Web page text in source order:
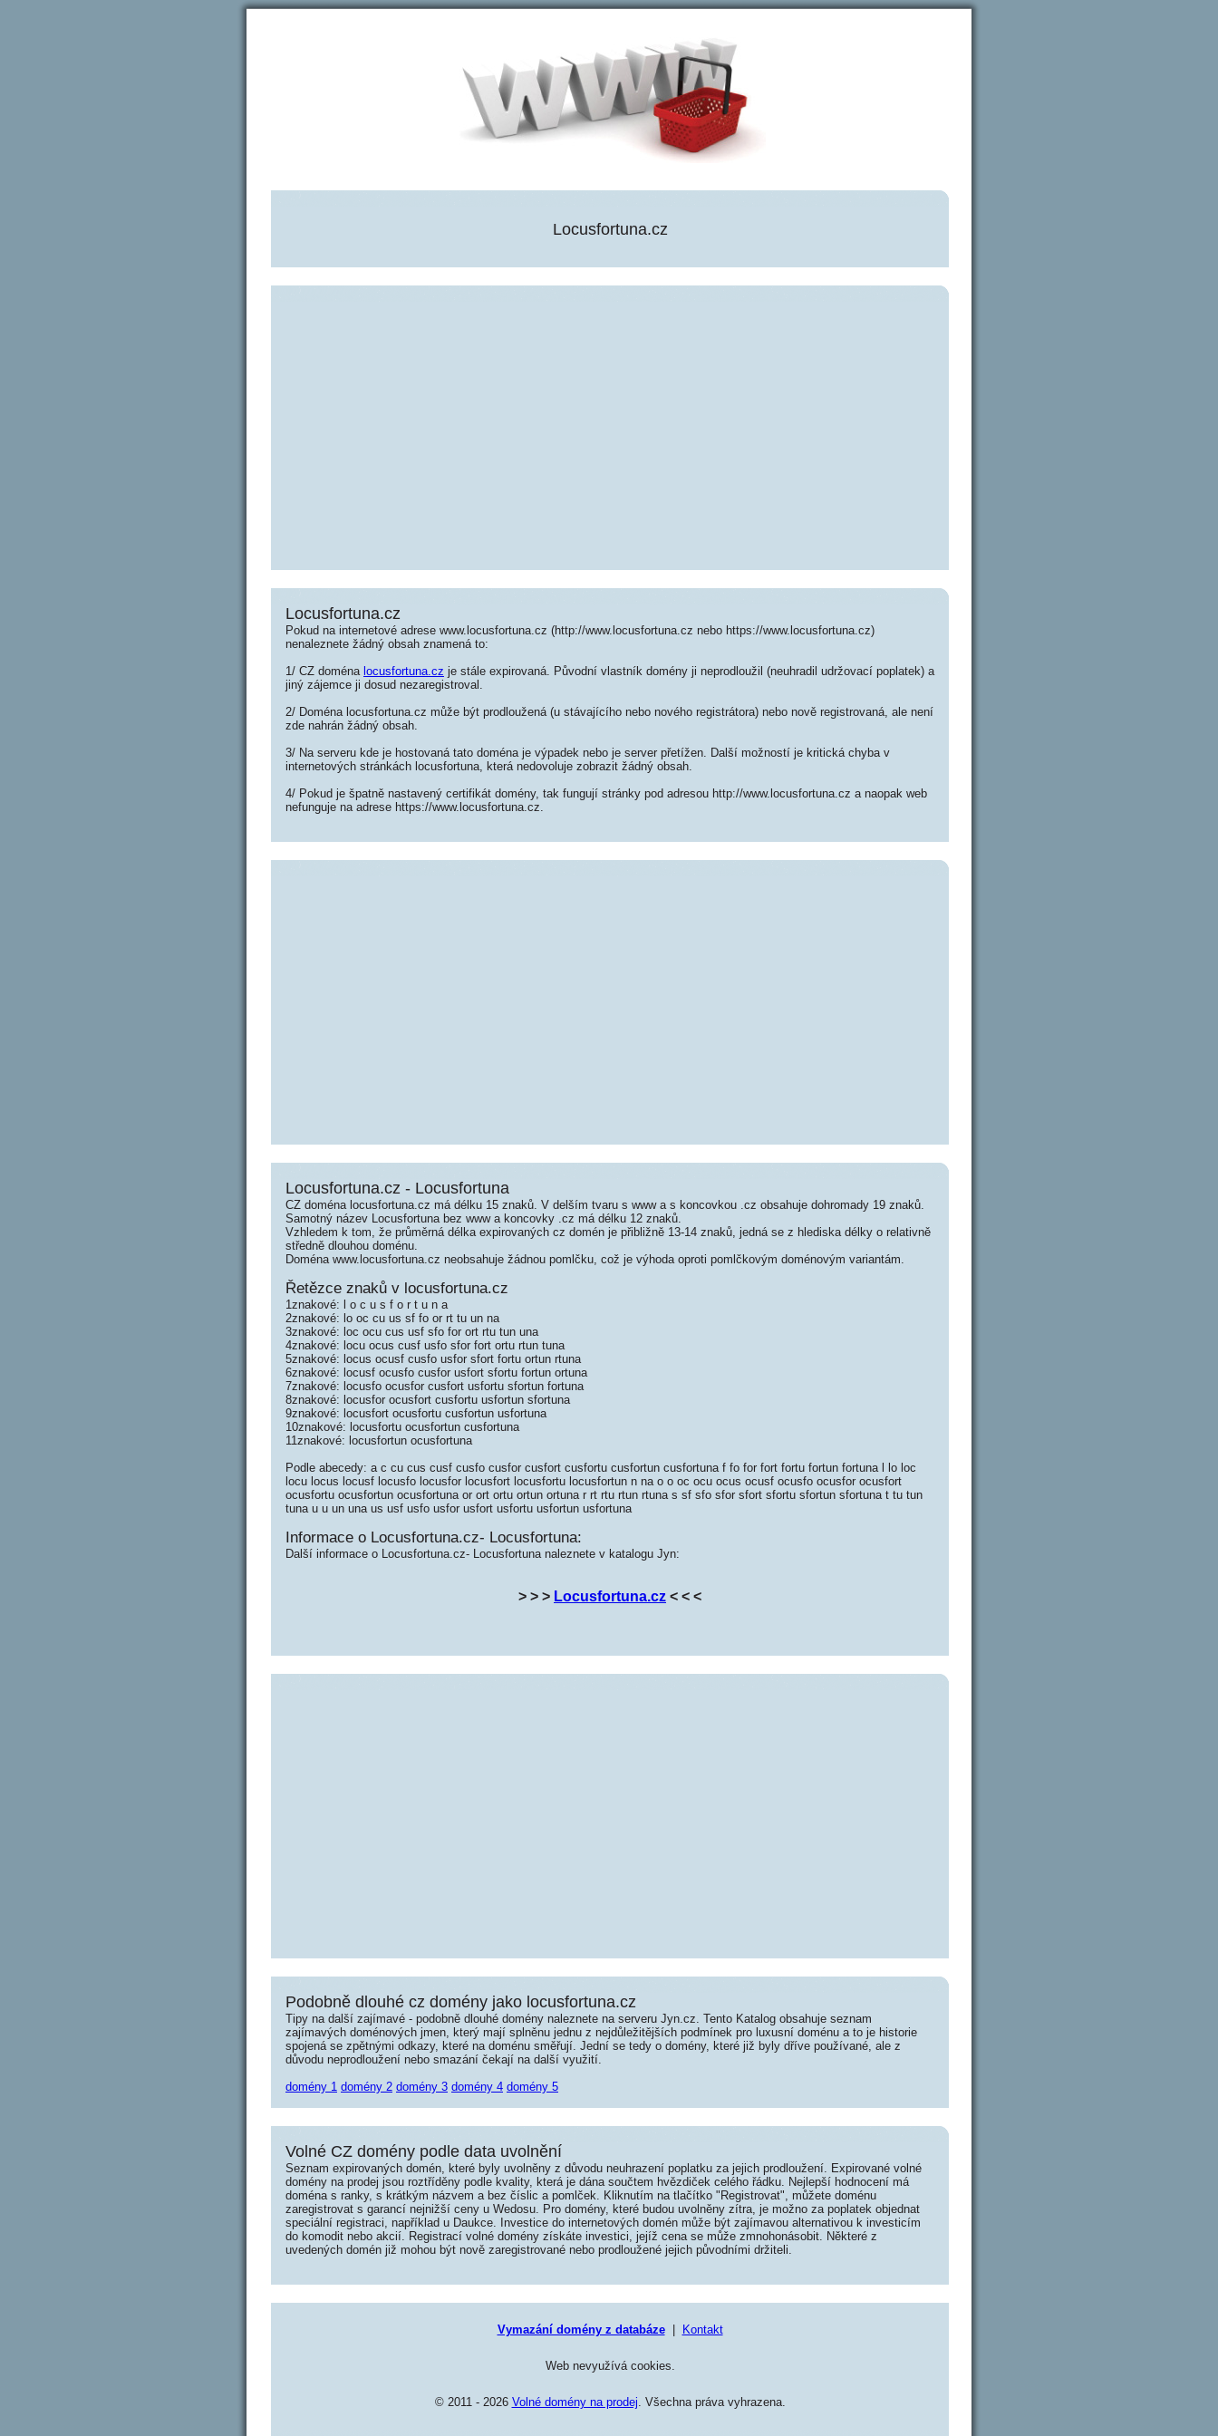
Locusfortuna.cz
Locusfortuna.cz
Pokud na internetové adrese www.locusfortuna.cz (http://www.locusfortuna.cz nebo https://www.locusfortuna.cz)
nenaleznete žádný obsah znamená to:
1/ CZ doména locusfortuna.cz je stále expirovaná. Původní vlastník domény ji neprodloužil (neuhradil udržovací poplatek) a
jiný zájemce ji dosud nezaregistroval.
2/ Doména locusfortuna.cz může být prodloužená (u stávajícího nebo nového registrátora) nebo nově registrovaná, ale není
zde nahrán žádný obsah.
3/ Na serveru kde je hostovaná tato doména je výpadek nebo je server přetížen. Další možností je kritická chyba v
internetových stránkách locusfortuna, která nedovoluje zobrazit žádný obsah.
4/ Pokud je špatně nastavený certifikát domény, tak fungují stránky pod adresou http://www.locusfortuna.cz a naopak web
nefunguje na adrese https://www.locusfortuna.cz.
Locusfortuna.cz - Locusfortuna
CZ doména locusfortuna.cz má délku 15 znaků. V delším tvaru s www a s koncovkou .cz obsahuje dohromady 19 znaků.
Samotný název Locusfortuna bez www a koncovky .cz má délku 12 znaků.
Vzhledem k tom, že průměrná délka expirovaných cz domén je přibližně 13-14 znaků, jedná se z hlediska délky o relativně
středně dlouhou doménu.
Doména www.locusfortuna.cz neobsahuje žádnou pomlčku, což je výhoda oproti pomlčkovým doménovým variantám.
Řetězce znaků v locusfortuna.cz
1znakové: l o c u s f o r t u n a
2znakové: lo oc cu us sf fo or rt tu un na
3znakové: loc ocu cus usf sfo for ort rtu tun una
4znakové: locu ocus cusf usfo sfor fort ortu rtun tuna
5znakové: locus ocusf cusfo usfor sfort fortu ortun rtuna
6znakové: locusf ocusfo cusfor usfort sfortu fortun ortuna
7znakové: locusfo ocusfor cusfort usfortu sfortun fortuna
8znakové: locusfor ocusfort cusfortu usfortun sfortuna
9znakové: locusfort ocusfortu cusfortun usfortuna
10znakové: locusfortu ocusfortun cusfortuna
11znakové: locusfortun ocusfortuna
Podle abecedy: a c cu cus cusf cusfo cusfor cusfort cusfortu cusfortun cusfortuna f fo for fort fortu fortun fortuna l lo loc
locu locus locusf locusfo locusfor locusfort locusfortu locusfortun n na o o oc ocu ocus ocusf ocusfo ocusfor ocusfort
ocusfortu ocusfortun ocusfortuna or ort ortu ortun ortuna r rt rtu rtun rtuna s sf sfo sfor sfort sfortu sfortun sfortuna t tu tun
tuna u u un una us usf usfo usfor usfort usfortu usfortun usfortuna
Informace o Locusfortuna.cz- Locusfortuna:
Další informace o Locusfortuna.cz- Locusfortuna naleznete v katalogu Jyn:
> > > Locusfortuna.cz < < <
Podobně dlouhé cz domény jako locusfortuna.cz
Tipy na další zajímavé - podobně dlouhé domény naleznete na serveru Jyn.cz. Tento Katalog obsahuje seznam
zajímavých doménových jmen, který mají splněnu jednu z nejdůležitějších podmínek pro luxusní doménu a to je historie
spojená se zpětnými odkazy, které na doménu směřují. Jední se tedy o domény, které již byly dříve používané, ale z
důvodu neprodloužení nebo smazání čekají na další využití.
domény 1 domény 2 domény 3 domény 4 domény 5
Volné CZ domény podle data uvolnění
Seznam expirovaných domén, které byly uvolněny z důvodu neuhrazení poplatku za jejich prodloužení. Expirované volné
domény na prodej jsou roztříděny podle kvality, která je dána součtem hvězdiček celého řádku. Nejlepší hodnocení má
doména s ranky, s krátkým názvem a bez číslic a pomlček. Kliknutím na tlačítko "Registrovat", můžete doménu
zaregistrovat s garancí nejnižší ceny u Wedosu. Pro domény, které budou uvolněny zítra, je možno za poplatek objednat
speciální registraci, například u Daukce. Investice do internetových domén může být zajímavou alternativou k investicím
do komodit nebo akcií. Registrací volné domény získáte investici, jejíž cena se může zmnohonásobit. Některé z
uvedených domén již mohou být nově zaregistrované nebo prodloužené jejich původními držiteli.
Vymazání domény z databáze| Kontakt
Web nevyužívá cookies.
© 2011 - 2026 Volné domény na prodej. Všechna práva vyhrazena.